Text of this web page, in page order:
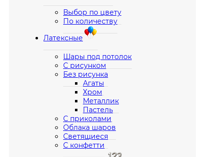
Выбор по цвету
По количеству
Латексные
Шары под потолок
С рисунком
Без рисунка
Агаты
Хром
Металлик
Пастель
С приколами
Облака шаров
Светящиеся
С конфетти